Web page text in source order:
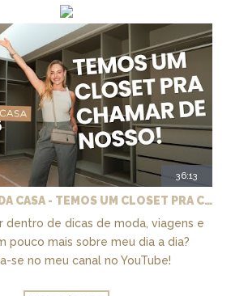
36:13
EP. 6: A SAGA DA CASA - TEMOS UM CLOSET PRA CHAMAR DE NOSSO + MARCENARIA E PAISAGISMO
dentro de dicas de moda, viagens e
pouco mais sobre meu dia a dia?
se no meu canal no YouTube!